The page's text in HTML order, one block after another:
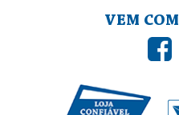
VEM